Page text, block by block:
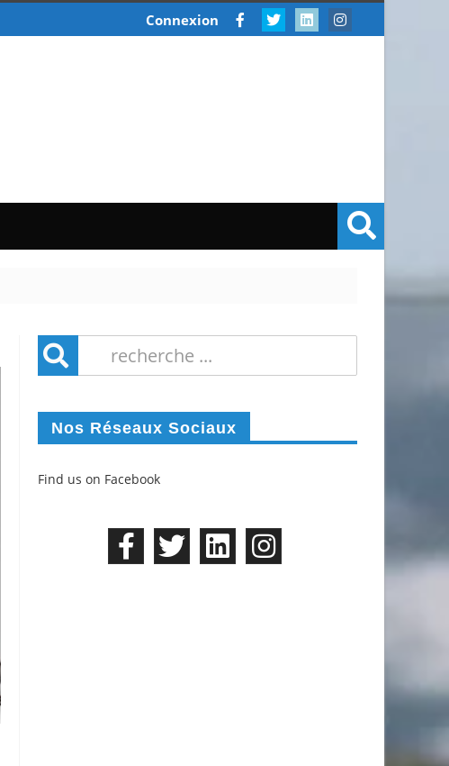
Connexion
Nos Réseaux Sociaux
Find us on Facebook